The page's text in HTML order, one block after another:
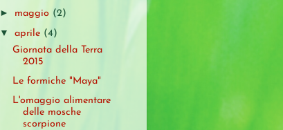
► maggio (2)
▼aprile (4)
Giornata della Terra
2015
Le formiche "Maya"
L'omaggio alimentare
delle mosche
scorpione